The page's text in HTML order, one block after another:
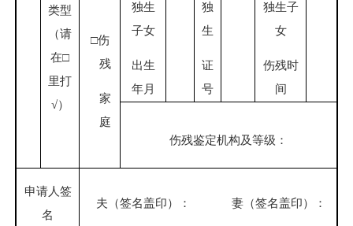
类型
（请
在□
里打
√）
□伤
残
家
庭
独生
子女
出生
年月
独
生
证
号
独生子
女
伤残时
间
伤残鉴定机构及等级：
申请人签
名
夫（签名盖印）： 妻（签名盖印）：